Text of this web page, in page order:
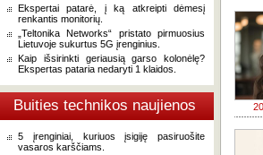
Ekspertai patarė, į ką atkreipti dėmesį
renkantis monitorių.
„Teltonika Networks“ pristato pirmuosius
Lietuvoje sukurtus 5G įrenginius.
Kaip išsirinkti geriausią garso kolonėlę?
Ekspertas pataria nedaryti 1 klaidos.
Buities technikos naujienos
5 įrenginiai, kuriuos įsigiję pasiruošite
vasaros karščiams.